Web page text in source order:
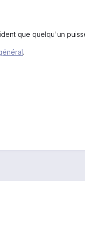
que quelqu'un
.